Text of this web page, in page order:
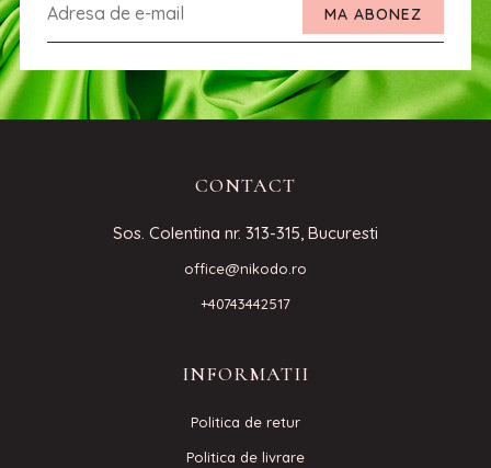
MA ABONEZ
CONTACT
Sos. Colentina nr. 313-315, Bucuresti
office@nikodo.ro
+40743442517
INFORMATII
Politica de retur
Politica de livrare